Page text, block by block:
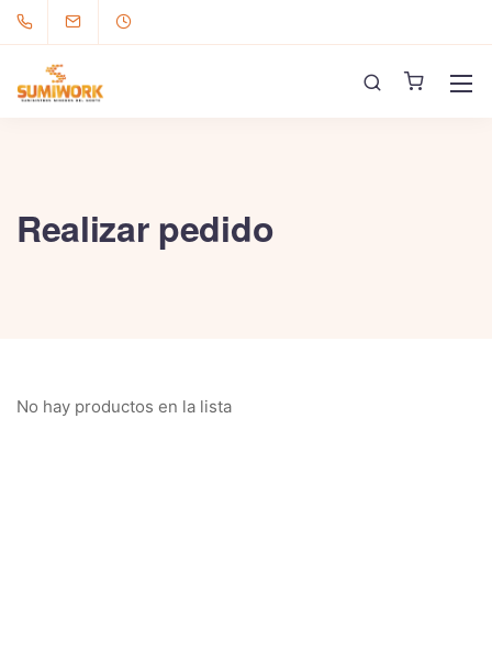
Realizar pedido
No hay productos en la lista